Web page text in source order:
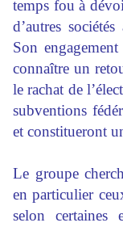
temps fou à
d’autres
Son
connaître un
le rachat de
subventions
et constitueront
Le groupe
en particulier
selon certaines